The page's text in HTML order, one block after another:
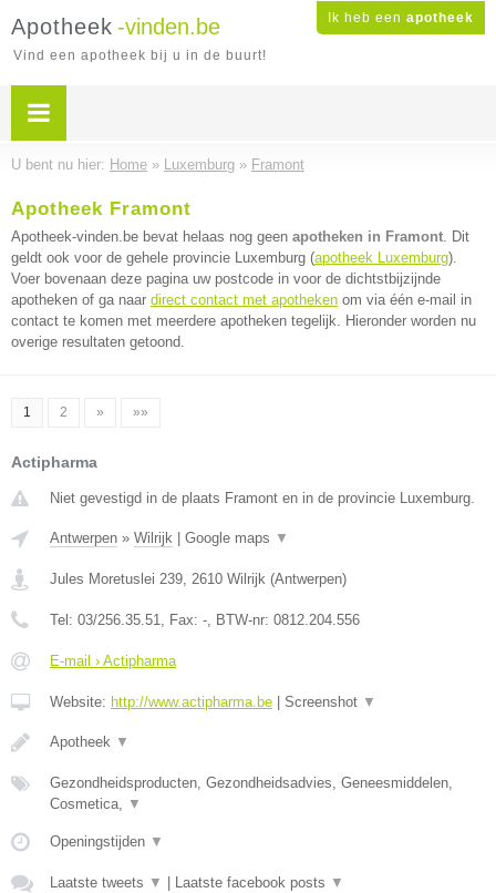
Ik heb een apotheek
Apotheek -vinden.be
Vind een apotheek bij u in de buurt!
U bent nu hier: Home » Luxemburg » Framont
Apotheek Framont
Apotheek-vinden.be bevat helaas nog geen apotheken in Framont. Dit
geldt ook voor de gehele provincie Luxemburg (apotheek Luxemburg).
Voer bovenaan deze pagina uw postcode in voor de dichtstbijzijnde
apotheken of ga naar direct contact met apotheken om via één e-mail in
contact te komen met meerdere apotheken tegelijk. Hieronder worden nu
overige resultaten getoond.
1 2 » »»
Actipharma
Niet gevestigd in de plaats Framont en in de provincie Luxemburg.
Antwerpen » Wilrijk Google maps ▼
Jules Moretuslei 239, 2610 Wilrijk (Antwerpen)
Tel: 03/256.35.51, Fax: -, BTW-nr: 0812.204.556
E-mail › Actipharma
Website: http://www.actipharma.be Screenshot ▼
Apotheek ▼
Gezondheidsproducten, Gezondheidsadvies, Geneesmiddelen,
Cosmetica, ▼
Openingstijden ▼
Laatste tweets ▼ Laatste facebook posts ▼